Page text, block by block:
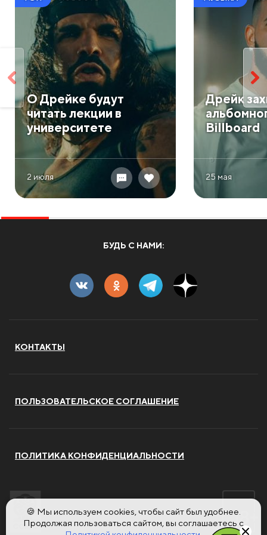
О Дрейке будут
читать лекции в
университете
2 июля
Дрейк
Billboard
25 мая
БУДЬ С НАМИ:
КОНТАКТЫ
ПОЛЬЗОВАТЕЛЬСКОЕ СОГЛАШЕНИЕ
ПОЛИТИКА КОНФИДЕНЦИАЛЬНОСТИ
🍪 Мы используем cookies, чтобы сайт был удобнее.
Продолжая пользоваться сайтом, вы соглашаетесь с